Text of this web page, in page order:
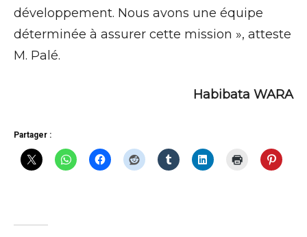
développement. Nous avons une équipe
déterminée à assurer cette mission », atteste
M. Palé.
Habibata WARA
Partager :